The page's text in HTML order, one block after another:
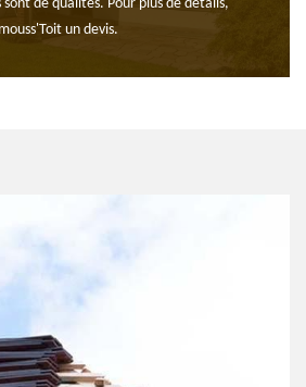
de qualités. Pour plus de détails,
un devis.